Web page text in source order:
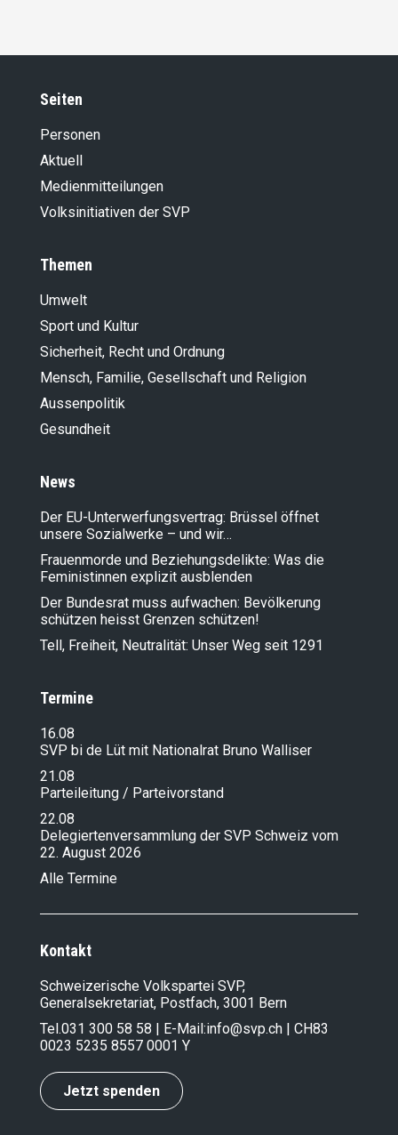
Seiten
Personen
Aktuell
Medienmitteilungen
Volksinitiativen der SVP
Themen
Umwelt
Sport und Kultur
Sicherheit, Recht und Ordnung
Mensch, Familie, Gesellschaft und Religion
Aussenpolitik
Gesundheit
News
Der EU-Unterwerfungsvertrag: Brüssel öffnet
unsere Sozialwerke – und wir…
Frauenmorde und Beziehungsdelikte: Was die
Feministinnen explizit ausblenden
Der Bundesrat muss aufwachen: Bevölkerung
schützen heisst Grenzen schützen!
Tell, Freiheit, Neutralität: Unser Weg seit 1291
Termine
16.08
SVP bi de Lüt mit Nationalrat Bruno Walliser
21.08
Parteileitung / Parteivorstand
22.08
Delegiertenversammlung der SVP Schweiz vom
22. August 2026
Alle Termine
Kontakt
Schweizerische Volkspartei SVP,
Generalsekretariat, Postfach, 3001 Bern
Tel.031 300 58 58 | E-Mail:info@svp.ch | CH83
0023 5235 8557 0001 Y
Jetzt spenden